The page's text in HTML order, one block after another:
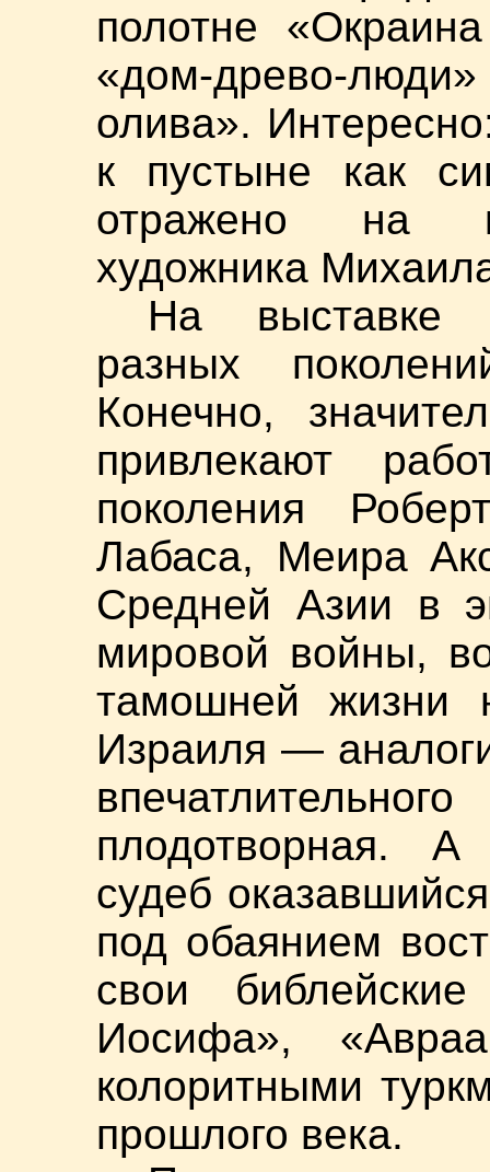
полотне
«дом-древо-
олива».
к пустыне как
отражено на
художника
На выставке
разных
Конечно,
привлекают
поколения
Лабаса, Меира
Средней Азии в
мировой войны,
тамошней жизни
Израиля —
плодотворная.
судеб
под обаянием
свои
Иосифа»,
колоритными
прошлого века.